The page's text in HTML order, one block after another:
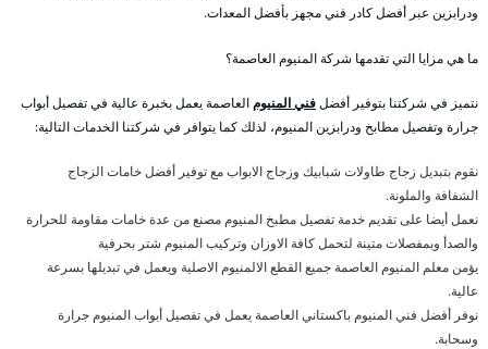
ودرابزين عبر أفضل كادر فني مجهز بأفضل المعدات.
ما هي مزايا التي تقدمها شركة المنيوم العاصمة؟
نتميز في شركتنا بتوفير أفضلفني المنيومالعاصمة يعمل بخبرة عالية في تفصيل أبواب
جرارة وتفصيل مطابخ ودرابزين المنيوم، لذلك كما يتوافر في شركتنا الخدمات التالية:
نقوم بتبديل زجاج طاولات شبابيك وزجاج الابواب مع توفير أفضل خامات الزجاج
الشفافة والملونة.
نعمل أيضا على تقديم خدمة تفصيل مطبخ المنيوم مصنع من عدة خامات مقاومة للحرارة
والصدأ وبمفصلات متينة لتحمل كافة الاوزان وتركيب المنيوم شتر بحرفية
يؤمن معلم المنيوم العاصمة جميع القطع الالمنيوم الاصلية ويعمل في تبديلها بسرعة
عالية.
نوفر أفضل فني المنيوم باكستاني العاصمة يعمل في تفصيل أبواب المنيوم جرارة
وسحابة.